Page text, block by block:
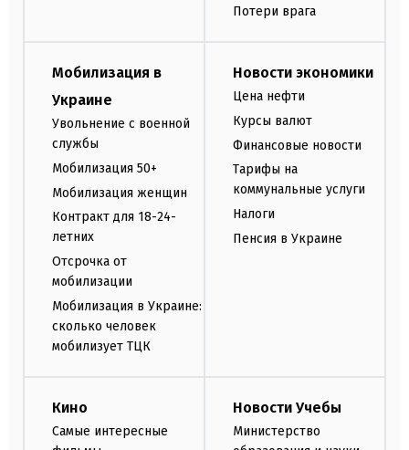
Потери врага
Мобилизация в
Украине
Увольнение с военной
службы
Мобилизация 50+
Мобилизация женщин
Контракт для 18-24-
летних
Отсрочка от
мобилизации
Мобилизация в Украине:
сколько человек
мобилизует ТЦК
Новости экономики
Цена нефти
Курсы валют
Финансовые новости
Тарифы на
коммунальные услуги
Налоги
Пенсия в Украине
Кино
Самые интересные
Новости Учебы
Министерство